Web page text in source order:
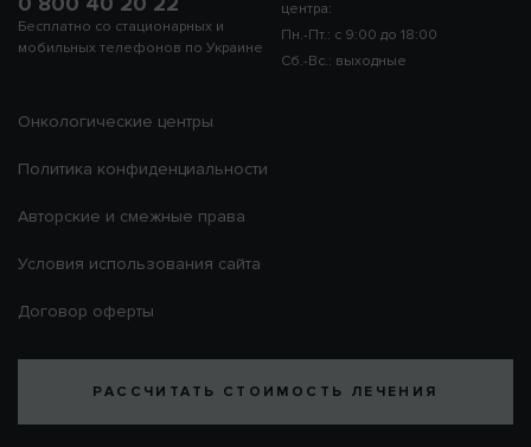
Бесплатно со стационарных и
мобильных телефонов по Украине
центра:
Пн.-Пт.: с 9:00 до 18:00
Сб.-Вс.: выходные
Онкологические центры
Политика конфиденциальности
Авторские и смежные права
Условия использования сайта
Договор оферты
РАССЧИТАТЬ СТОИМОСТЬ ЛЕЧЕНИЯ